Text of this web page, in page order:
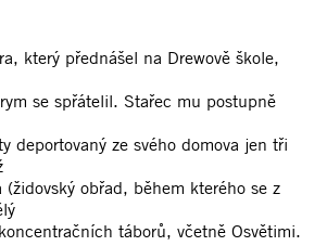
který přednášel na Drewově škole,
se spřátelil. Stařec mu postupně
deportovaný ze svého domova jen tři
obřad, během kterého se z
táborů, včetně Osvětimi.